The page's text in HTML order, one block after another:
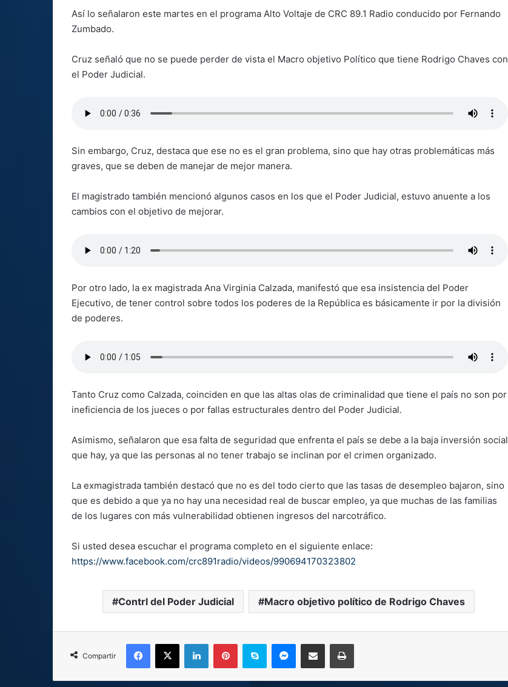
Así lo señalaron este martes en el programa Alto Voltaje de CRC 89.1 Radio conducido por Fernando
Zumbado.
Cruz señaló que no se puede perder de vista el Macro objetivo Político que tiene Rodrigo Chaves con
el Poder Judicial.
Sin embargo, Cruz, destaca que ese no es el gran problema, sino que hay otras problemáticas más
graves, que se deben de manejar de mejor manera.
El magistrado también mencionó algunos casos en los que el Poder Judicial, estuvo anuente a los
cambios con el objetivo de mejorar.
Por otro lado, la ex magistrada Ana Virginia Calzada, manifestó que esa insistencia del Poder
Ejecutivo, de tener control sobre todos los poderes de la República es básicamente ir por la división
de poderes.
Tanto Cruz como Calzada, coinciden en que las altas olas de criminalidad que tiene el país no son por
ineficiencia de los jueces o por fallas estructurales dentro del Poder Judicial.
Asimismo, señalaron que esa falta de seguridad que enfrenta el país se debe a la baja inversión social
que hay, ya que las personas al no tener trabajo se inclinan por el crimen organizado.
La exmagistrada también destacó que no es del todo cierto que las tasas de desempleo bajaron, sino
que es debido a que ya no hay una necesidad real de buscar empleo, ya que muchas de las familias
de los lugares con más vulnerabilidad obtienen ingresos del narcotráfico.
Si usted desea escuchar el programa completo en el siguiente enlace:
https://www.facebook.com/crc891radio/videos/990694170323802
Contrl del Poder Judicial Macro objetivo político de Rodrigo Chaves
Compartir
Facebook
X LinkedInPinterestSkype MessengerCompartir por correo electrónicoImprimir